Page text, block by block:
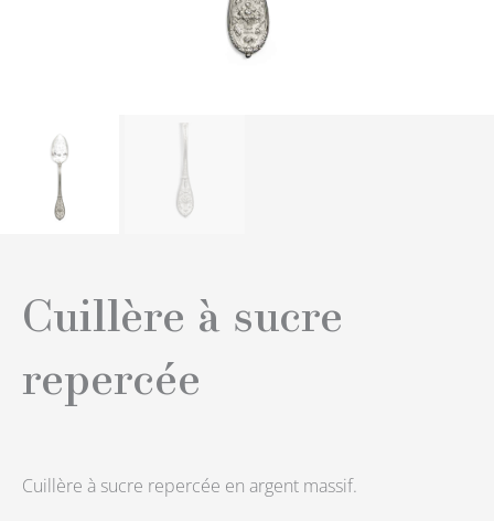
Cuillère à sucre
repercée
Cuillère à sucre repercée en argent massif.